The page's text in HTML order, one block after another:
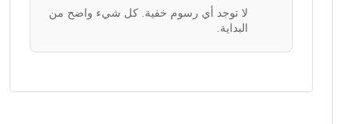
لا توجد أي رسوم خفية. كل شيء واضح من
البداية.